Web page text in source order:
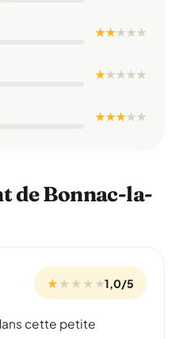
★ ★★★★
★★★★★
★ ★ ★★★
de Bonnac-la-
★★ ★ ★ ★1,0/5
cette petite